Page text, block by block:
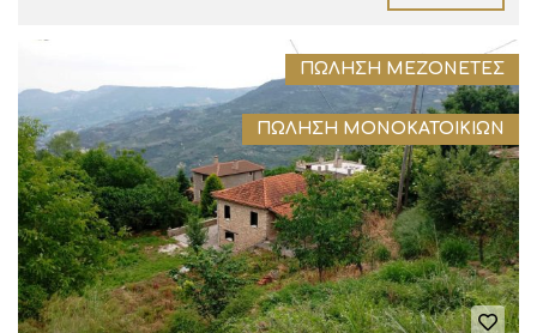
ΠΏΛΗΣΗ ΜΕΖΟΝΈΤΕΣ
ΠΏΛΗΣΗ ΜΟΝΟΚΑΤΟΙΚΙΏΝ